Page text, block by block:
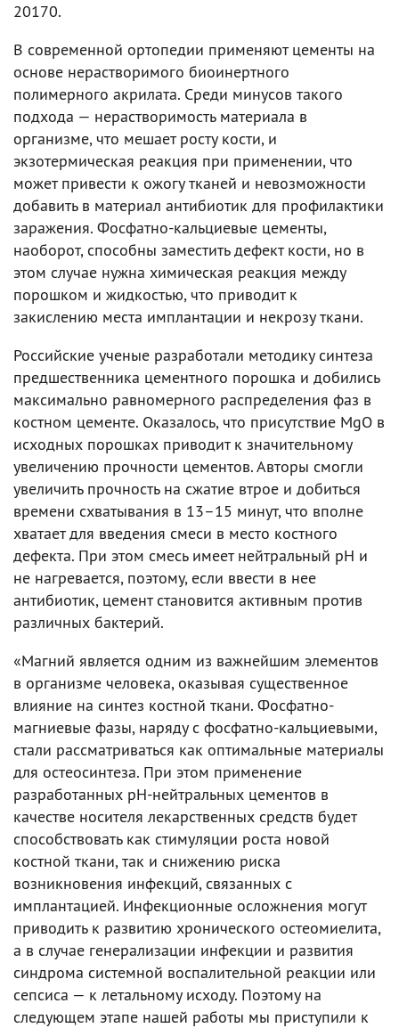
20170.
В современной ортопедии применяют цементы на
основе нерастворимого биоинертного
полимерного акрилата. Среди минусов такого
подхода — нерастворимость материала в
организме, что мешает росту кости, и
экзотермическая реакция при применении, что
может привести к ожогу тканей и невозможности
добавить в материал антибиотик для профилактики
заражения. Фосфатно-кальциевые цементы,
наоборот, способны заместить дефект кости, но в
этом случае нужна химическая реакция между
порошком и жидкостью, что приводит к
закислению места имплантации и некрозу ткани.
Российские ученые разработали методику синтеза
предшественника цементного порошка и добились
максимально равномерного распределения фаз в
костном цементе. Оказалось, что присутствие MgO в
исходных порошках приводит к значительному
увеличению прочности цементов. Авторы смогли
увеличить прочность на сжатие втрое и добиться
времени схватывания в 13–15 минут, что вполне
хватает для введения смеси в место костного
дефекта. При этом смесь имеет нейтральный pH и
не нагревается, поэтому, если ввести в нее
антибиотик, цемент становится активным против
различных бактерий.
«Магний является одним из важнейшим элементов
в организме человека, оказывая существенное
влияние на синтез костной ткани. Фосфатно-
магниевые фазы, наряду с фосфатно-кальциевыми,
стали рассматриваться как оптимальные материалы
для остеосинтеза. При этом применение
разработанных pH-нейтральных цементов в
качестве носителя лекарственных средств будет
способствовать как стимуляции роста новой
костной ткани, так и снижению риска
возникновения инфекций, связанных с
имплантацией. Инфекционные осложнения могут
приводить к развитию хронического остеомиелита,
а в случае генерализации инфекции и развития
синдрома системной воспалительной реакции или
сепсиса — к летальному исходу. Поэтому на
следующем этапе нашей работы мы приступили к